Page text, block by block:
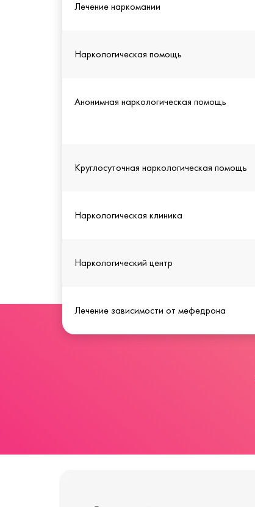
Лечение наркомании
Наркологическая помощь
Анонимная наркологическая помощь
Круглосуточная наркологическая помощь
Наркологическая клиника
Наркологический центр
Лечение зависимости от мефедрона